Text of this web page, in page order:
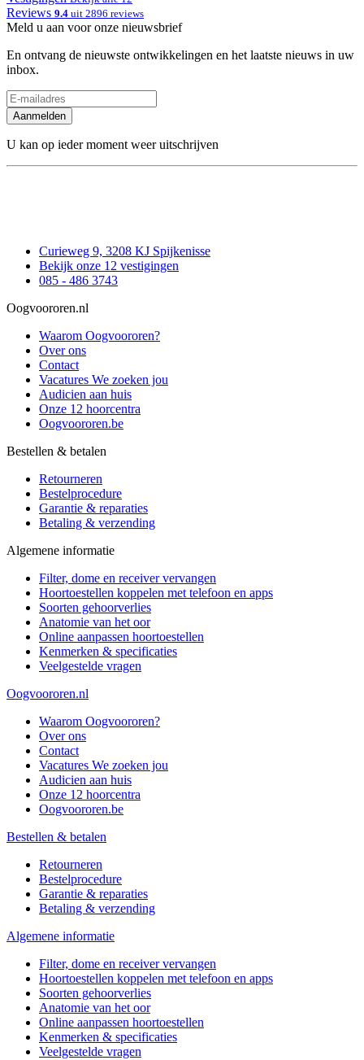
Reviews 9.4 uit 2896 reviews
Meld u aan voor onze nieuwsbrief
En ontvang de nieuwste ontwikkelingen en het laatste nieuws in uw
inbox.
Aanmelden
U kan op ieder moment weer uitschrijven
Curieweg 9, 3208 KJ Spijkenisse
Bekijk onze 12 vestigingen
085 - 486 3743
Oogvoororen.nl
Waarom Oogvoororen?
Over ons
Contact
Vacatures We zoeken jou
Audicien aan huis
Onze 12 hoorcentra
Oogvoororen.be
Bestellen & betalen
Retourneren
Bestelprocedure
Garantie & reparaties
Betaling & verzending
Algemene informatie
Filter, dome en receiver vervangen
Hoortoestellen koppelen met telefoon en apps
Soorten gehoorverlies
Anatomie van het oor
Online aanpassen hoortoestellen
Kenmerken & specificaties
Veelgestelde vragen
Oogvoororen.nl
Waarom Oogvoororen?
Over ons
Contact
Vacatures We zoeken jou
Audicien aan huis
Onze 12 hoorcentra
Oogvoororen.be
Bestellen & betalen
Retourneren
Bestelprocedure
Garantie & reparaties
Betaling & verzending
Algemene informatie
Filter, dome en receiver vervangen
Hoortoestellen koppelen met telefoon en apps
Soorten gehoorverlies
Anatomie van het oor
Online aanpassen hoortoestellen
Kenmerken & specificaties
Veelgestelde vragen